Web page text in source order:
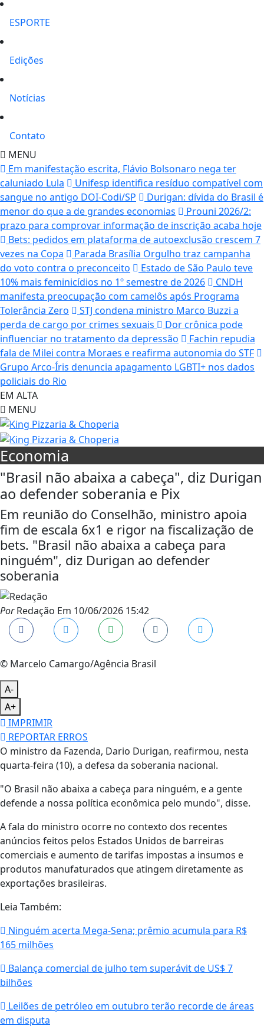
ESPORTE
Edições
Notícias
Contato
MENU
Em manifestação escrita, Flávio Bolsonaro nega ter
caluniado Lula
Unifesp identifica resíduo compatível com
sangue no antigo DOI-Codi/SP
Durigan: dívida do Brasil é
menor do que a de grandes economias
Prouni 2026/2:
prazo para comprovar informação de inscrição acaba hoje
Bets: pedidos em plataforma de autoexclusão crescem 7
vezes na Copa
Parada Brasília Orgulho traz campanha
do voto contra o preconceito
Estado de São Paulo teve
10% mais feminicídios no 1º semestre de 2026
CNDH
manifesta preocupação com camelôs após Programa
Tolerância Zero
STJ condena ministro Marco Buzzi a
perda de cargo por crimes sexuais
Dor crônica pode
influenciar no tratamento da depressão
Fachin repudia
fala de Milei contra Moraes e reafirma autonomia do STF
Grupo Arco-Íris denuncia apagamento LGBTI+ nos dados
policiais do Rio
EM ALTA
MENU
Economia
"Brasil não abaixa a cabeça", diz Durigan
ao defender soberania e Pix
Em reunião do Conselhão, ministro apoia
fim de escala 6x1 e rigor na fiscalização de
bets. "Brasil não abaixa a cabeça para
ninguém", diz Durigan ao defender
soberania
PorRedação Em 10/06/2026 15:42
© Marcelo Camargo/Agência Brasil
A-
A+
IMPRIMIR
REPORTAR ERROS
O ministro da Fazenda, Dario Durigan, reafirmou, nesta
quarta-feira (10), a defesa da soberania nacional.
"O Brasil não abaixa a cabeça para ninguém, e a gente
defende a nossa política econômica pelo mundo", disse.
A fala do ministro ocorre no contexto dos recentes
anúncios feitos pelos Estados Unidos de barreiras
comerciais e aumento de tarifas impostas a insumos e
produtos manufaturados que atingem diretamente as
exportações brasileiras.
Leia Também:
Ninguém acerta Mega-Sena; prêmio acumula para R$
165 milhões
Balança comercial de julho tem superávit de US$ 7
bilhões
Leilões de petróleo em outubro terão recorde de áreas
em disputa